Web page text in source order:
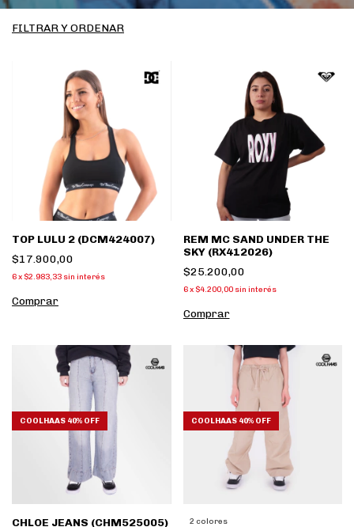
FILTRAR Y ORDENAR
TOP LULU 2 (DCM424007)
$17.900,00
6x $2.983,33 sin interés
Comprar
REM MC SAND UNDER THE
SKY (RX412026)
$25.200,00
6 x $4.200,00 sin interés
Comprar
COOLHAAS 40% OFF
CHLOE JEANS (CHM525005)
COOLHAAS 40% OFF
2 colores